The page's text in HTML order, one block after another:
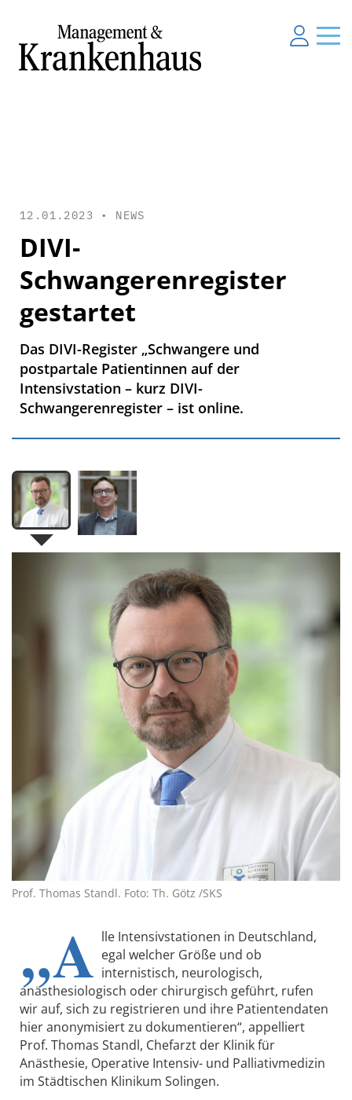
12.01.2023 • NEWS
DIVI-
Schwangerenregister
gestartet
Das DIVI-Register „Schwangere und
postpartale Patientinnen auf der
Intensivstation – kurz DIVI-
Schwangerenregister – ist online.
Prof. Thomas Standl. Foto: Th. Götz /SKS
„A lle Intensivstationen in Deutschland,
egal welcher Größe und ob
internistisch, neurologisch,
anästhesiologisch oder chirurgisch geführt, rufen
wir auf, sich zu registrieren und ihre Patientendaten
hier anonymisiert zu dokumentieren“, appelliert
Prof. Thomas Standl, Chefarzt der Klinik für
Anästhesie, Operative Intensiv- und Palliativmedizin
im Städtischen Klinikum Solingen.